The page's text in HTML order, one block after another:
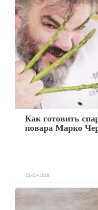
Как готовить
повара Марко
01-07-2018